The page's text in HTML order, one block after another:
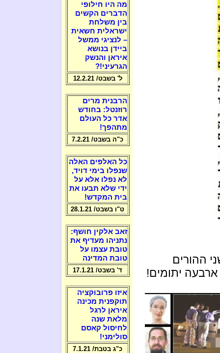
ההורים
יתומים!
מה היו חילופי
הדברים הקשים
בין משלחת
ישראלית חשאית
– לנציגי ממשל
ביידן בנושא
איראן והנשק
הגרעיני!?
ל' בשבט/ 12.2.21
הרבנית מרים
רוזנטל: בחודש
אדר כל העולם
מתהפך!
כ"ה בשבט/ 7.2.21
כל האלפים האלה
שנפלו בימי דויד,
לא נפלו אלא על
ידי שלא תבעו את
בית המקדש!
ט"ו בשבט/ 28.1.21
זאב אלקין חושף:
נתניהו מעדיף את
טובת עצמו על
טובת המדינה
ד' בשבט/ 17.1.21
איזו פרובוקציה
תוקפנית מכינה
איראן לרגל
מלאת שנה
לחיסול קאסם
סולימני!
כ"ג בטבת/ 7.1.21